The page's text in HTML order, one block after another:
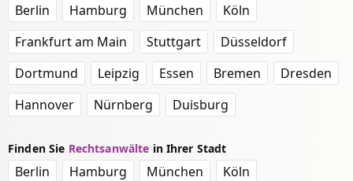
Berlin Hamburg München
Köln
Frankfurt am Main
Stuttgart
Düsseldorf
Dortmund
Leipzig Essen Bremen
Dresden
Hannover
Nürnberg Duisburg
Finden Sie Rechtsanwälte in Ihrer Stadt
Berlin Hamburg München
Köln